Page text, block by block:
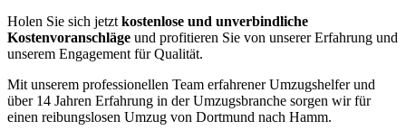
Holen Sie sich jetzt kostenlose und unverbindliche
Kostenvoranschläge und profitieren Sie von unserer Erfahrung und
unserem Engagement für Qualität.
Mit unserem professionellen Team erfahrener Umzugshelfer und
über 14 Jahren Erfahrung in der Umzugsbranche sorgen wir für
einen reibungslosen Umzug von Dortmund nach Hamm.